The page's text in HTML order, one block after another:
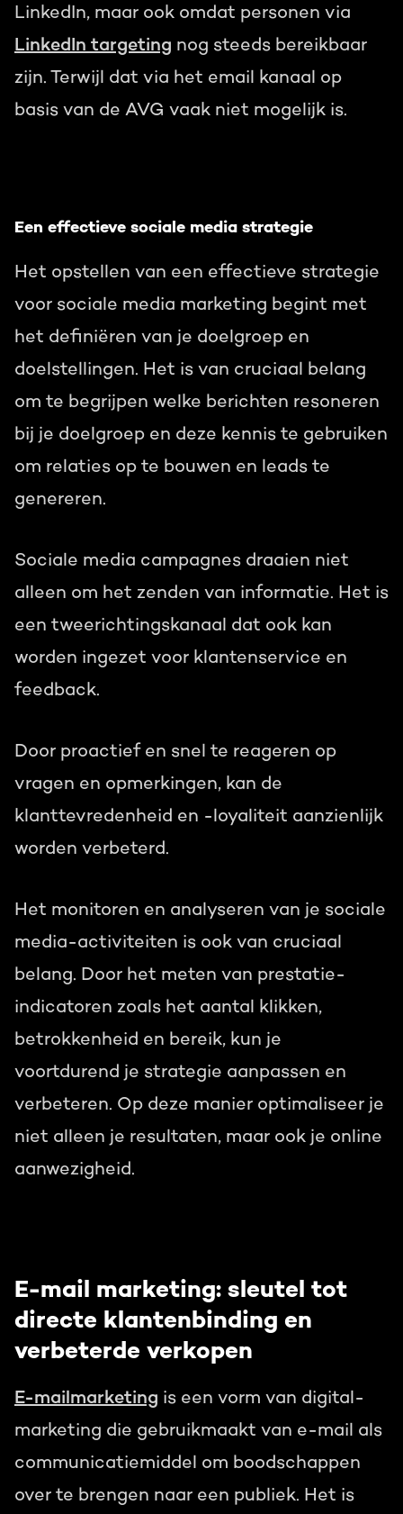
LinkedIn, maar ook omdat personen via
LinkedIn targeting nog steeds bereikbaar
zijn. Terwijl dat via het email kanaal op
basis van de AVG vaak niet mogelijk is.
Een effectieve sociale media strategie
Het opstellen van een effectieve strategie
voor sociale media marketing begint met
het definiëren van je doelgroep en
doelstellingen. Het is van cruciaal belang
om te begrijpen welke berichten resoneren
bij je doelgroep en deze kennis te gebruiken
om relaties op te bouwen en leads te
genereren.
Sociale media campagnes draaien niet
alleen om het zenden van informatie. Het is
een tweerichtingskanaal dat ook kan
worden ingezet voor klantenservice en
feedback.
Door proactief en snel te reageren op
vragen en opmerkingen, kan de
klanttevredenheid en -loyaliteit aanzienlijk
worden verbeterd.
Het monitoren en analyseren van je sociale
media-activiteiten is ook van cruciaal
belang. Door het meten van prestatie-
indicatoren zoals het aantal klikken,
betrokkenheid en bereik, kun je
voortdurend je strategie aanpassen en
verbeteren. Op deze manier optimaliseer je
niet alleen je resultaten, maar ook je online
aanwezigheid.
E-mail marketing: sleutel tot
directe klantenbinding en
verbeterde verkopen
E-mailmarketing is een vorm van digital-
marketing die gebruikmaakt van e-mail als
communicatiemiddel om boodschappen
over te brengen naar een publiek. Het is